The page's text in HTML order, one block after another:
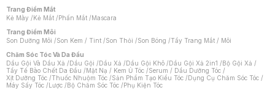
Trang Điểm Mắt
Kẻ Mày /Kẻ Mắt /Phấn Mắt /Mascara
Trang Điểm Môi
Son Dưỡng Môi /Son Kem / Tint /Son Thỏi /Son Bóng /Tẩy Trang Mắt / Môi
Chăm Sóc Tóc Và Da Đầu
Dầu Gội Và Dầu Xả /Dầu Gội /Dầu Xả /Dầu Gội Khô /Dầu Gội Xả 2in1 /Bộ Gội Xả /
Tẩy Tế Bào Chết Da Đầu /Mặt Nạ / Kem Ủ Tóc /Serum / Dầu Dưỡng Tóc /
Xịt Dưỡng Tóc /Thuốc Nhuộm Tóc /Sản Phẩm Tạo Kiểu Tóc /Dụng Cụ Chăm Sóc Tóc /
Máy Sấy Tóc /Lược /Bộ Chăm Sóc Tóc /Phụ Kiện Tóc